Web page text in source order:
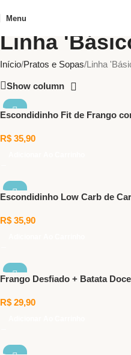
Menu
Linha
Início Pratos e Sopas Linha
Show column
Escondidinho Fit de Frango
R$ 35,90
Escondidinho Low Carb de
R$ 35,90
Frango Desfiado + Batata
R$ 29,90